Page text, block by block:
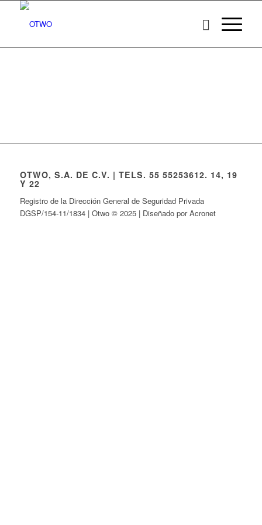
OTWO, S.A. DE C.V. | TELS. 55 55253612. 14, 19
Y 22
Registro de la Dirección General de Seguridad Privada
DGSP/154-11/1834 | Otwo © 2025 | Diseñado por Acronet